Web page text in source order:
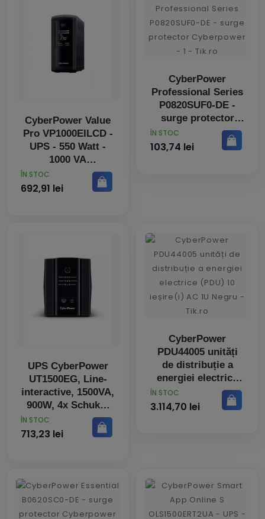
CyberPower Value
Pro VP1000EILCD -
UPS - 550 Watt -
1000 VA
PRET
ÎN STOC
692,91 lei
CyberPower
Professional Series
P0820SUF0-DE -
surge protector
PRET
ÎN STOC
103,74 lei
UPS CyberPower
UT1500EG, Line-
interactive, 1500VA,
900W, 4x Schuko,
protectie
supraincarcare,
PRET
ÎN STOC
713,23 lei
CyberPower
PDU44005 unități
de distribuție a
energiei electrice
(PDU) 10 ieșire(i)
AC 1U Negru
PRET
ÎN STOC
3.114,70 lei